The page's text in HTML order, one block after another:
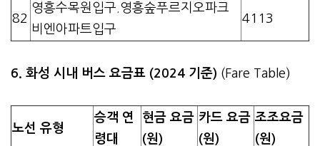
82
영흥수목원입구.영흥숲푸르지오파크
비엔아파트입구
4113
6. 화성 시내 버스 요금표 (2024 기준) (Fare Table)
노선 유형
승객 연
령대
현금 요금
(원)
카드 요금
(원)
조조요금
(원)